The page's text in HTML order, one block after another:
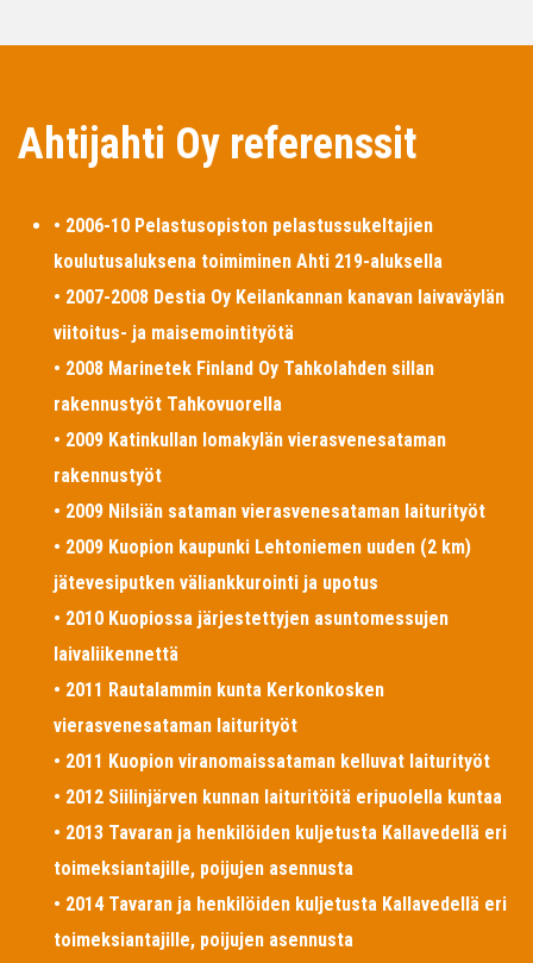
Ahtijahti Oy referenssit
• 2006-10 Pelastusopiston pelastussukeltajien
koulutusaluksena toimiminen Ahti 219-aluksella
• 2007-2008 Destia Oy Keilankannan kanavan laivaväylän
viitoitus- ja maisemointityötä
• 2008 Marinetek Finland Oy Tahkolahden sillan
rakennustyöt Tahkovuorella
• 2009 Katinkullan lomakylän vierasvenesataman
rakennustyöt
• 2009 Nilsiän sataman vierasvenesataman laiturityöt
• 2009 Kuopion kaupunki Lehtoniemen uuden (2 km)
jätevesiputken väliankkurointi ja upotus
• 2010 Kuopiossa järjestettyjen asuntomessujen
laivaliikennettä
• 2011 Rautalammin kunta Kerkonkosken
vierasvenesataman laiturityöt
• 2011 Kuopion viranomaissataman kelluvat laiturityöt
• 2012 Siilinjärven kunnan laituritöitä eripuolella kuntaa
• 2013 Tavaran ja henkilöiden kuljetusta Kallavedellä eri
toimeksiantajille, poijujen asennusta
• 2014 Tavaran ja henkilöiden kuljetusta Kallavedellä eri
toimeksiantajille, poijujen asennusta